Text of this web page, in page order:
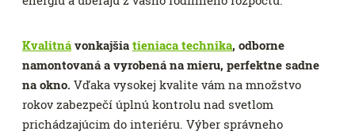
Kvalitná vonkajšia tieniaca technika, odborne
namontovaná a vyrobená na mieru, perfektne sadne
na okno. Vďaka vysokej kvalite vám na množstvo
rokov zabezpečí úplnú kontrolu nad svetlom
prichádzajúcim do interiéru. Výber správneho